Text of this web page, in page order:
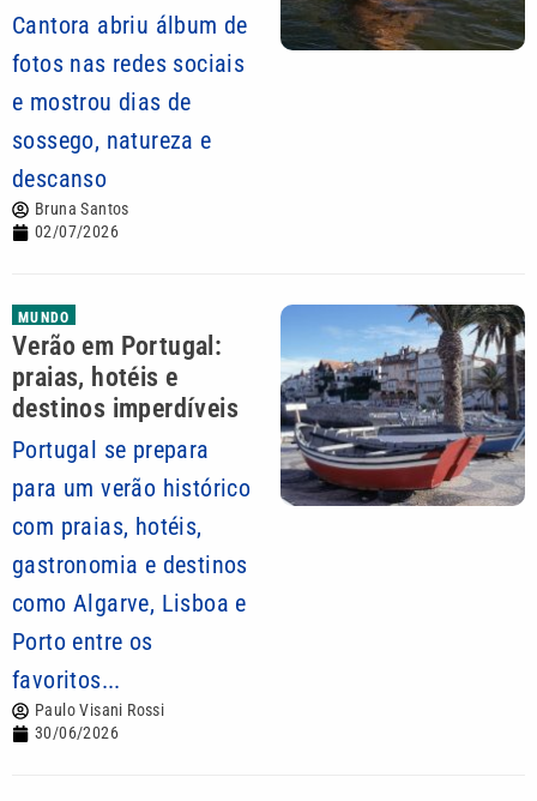
Cantora abriu álbum de
fotos nas redes sociais
e mostrou dias de
sossego, natureza e
descanso
Bruna Santos
02/07/2026
MUNDO
Verão em Portugal:
praias, hotéis e
destinos imperdíveis
Portugal se prepara
para um verão histórico
com praias, hotéis,
gastronomia e destinos
como Algarve, Lisboa e
Porto entre os
favoritos...
Paulo Visani Rossi
30/06/2026